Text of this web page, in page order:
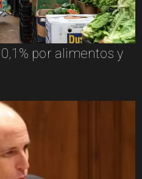
por alimentos y